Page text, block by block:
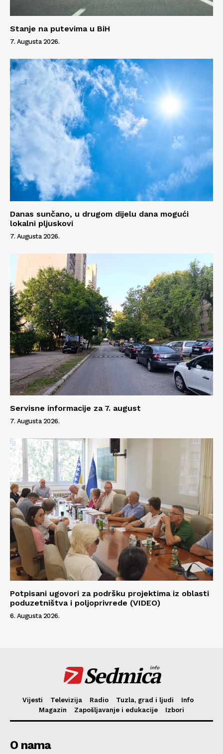
Info
O nama
Kontakt
Impressum
Stanje na putevima u BiH
7. Augusta 2026.
Danas sunčano, u drugom dijelu dana mogući
lokalni pljuskovi
7. Augusta 2026.
Servisne informacije za 7. august
7. Augusta 2026.
Potpisani ugovori za podršku projektima iz oblasti
poduzetništva i poljoprivrede (VIDEO)
6. Augusta 2026.
Sedmica
info
Vijesti Televizija Radio Tuzla, grad i ljudi
Info
Magazin
Zapošljavanje i edukacije Izbori
O nama